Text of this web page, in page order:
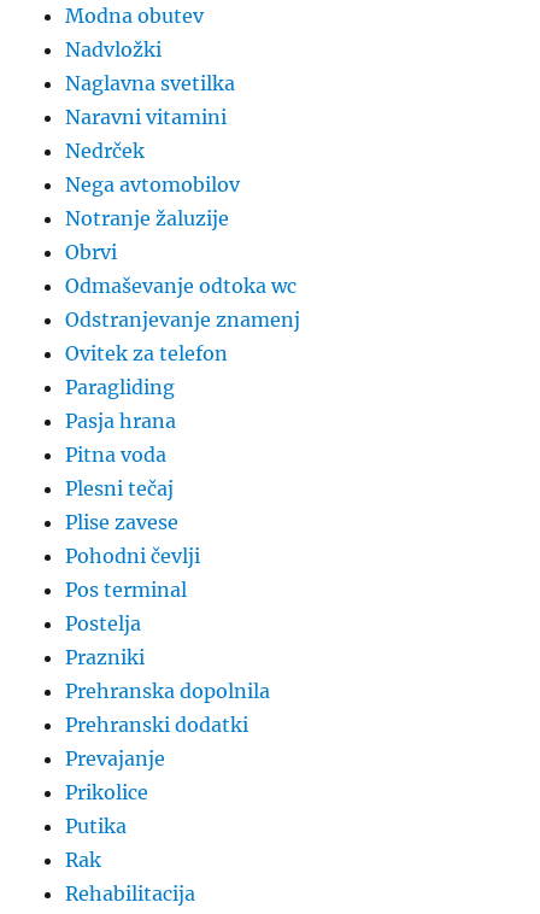
Modna obutev
Nadvložki
Naglavna svetilka
Naravni vitamini
Nedrček
Nega avtomobilov
Notranje žaluzije
Obrvi
Odmaševanje odtoka wc
Odstranjevanje znamenj
Ovitek za telefon
Paragliding
Pasja hrana
Pitna voda
Plesni tečaj
Plise zavese
Pohodni čevlji
Pos terminal
Postelja
Prazniki
Prehranska dopolnila
Prehranski dodatki
Prevajanje
Prikolice
Putika
Rak
Rehabilitacija